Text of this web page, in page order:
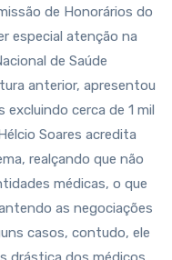
de Honorários do
especial atenção na
de Saúde
anterior, apresentou
cerca de 1 mil
Soares acredita
realçando que não
médicas, o que
as negociações
casos, contudo, ele